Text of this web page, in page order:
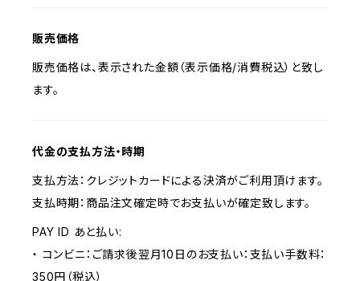
販売価格
販売価格は、表示された金額（表示価格/消費税込）と致し
ます。
代金の支払方法・時期
支払方法：クレジットカードによる決済がご利用頂けます。
支払時期：商品注文確定時でお支払いが確定致します。
PAY ID あと払い:
・ コンビニ：ご請求後翌月10日のお支払い：支払い手数料：
350円（税込）